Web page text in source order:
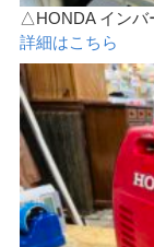
△HONDA インバ
詳細はこちら